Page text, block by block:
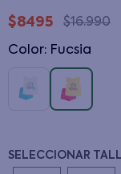
$8495 $16.990
Color: fucsia